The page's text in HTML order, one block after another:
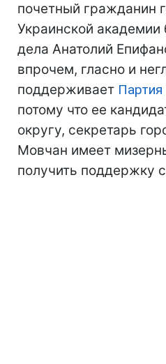
почетный гражданин
Украинской академии
дела Анатолий
впрочем, гласно и
поддерживает Партия
потому что ее
округу, секретарь
Мовчан имеет
получить поддержку